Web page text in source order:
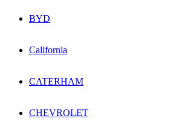
BYD
California
CATERHAM
CHEVROLET